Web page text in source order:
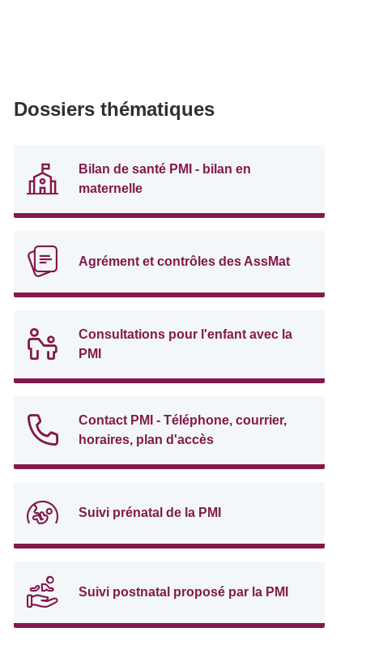
Dossiers thématiques
Bilan de santé PMI - bilan en
maternelle
Agrément et contrôles des AssMat
Consultations pour l'enfant avec la
PMI
Contact PMI - Téléphone, courrier,
horaires, plan d'accès
Suivi prénatal de la PMI
Suivi postnatal proposé par la PMI